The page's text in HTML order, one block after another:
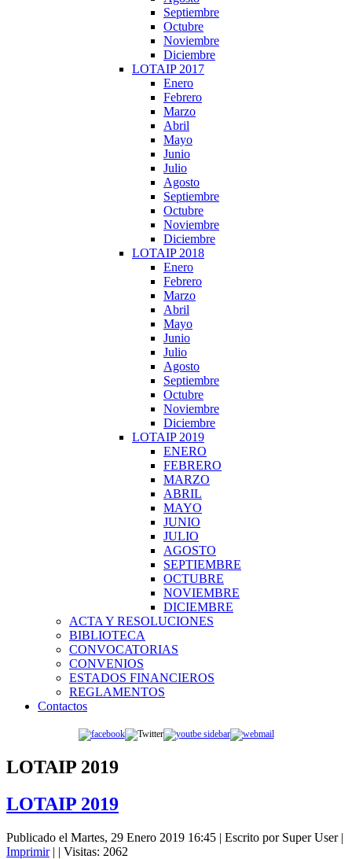
Septiembre
Octubre
Noviembre
Diciembre
LOTAIP 2017
Enero
Febrero
Marzo
Abril
Mayo
Junio
Julio
Agosto
Septiembre
Octubre
Noviembre
Diciembre
LOTAIP 2018
Enero
Febrero
Marzo
Abril
Mayo
Junio
Julio
Agosto
Septiembre
Octubre
Noviembre
Diciembre
LOTAIP 2019
ENERO
FEBRERO
MARZO
ABRIL
MAYO
JUNIO
JULIO
AGOSTO
SEPTIEMBRE
OCTUBRE
NOVIEMBRE
DICIEMBRE
ACTA Y RESOLUCIONES
BIBLIOTECA
CONVOCATORIAS
CONVENIOS
ESTADOS FINANCIEROS
REGLAMENTOS
Contactos
LOTAIP 2019
LOTAIP 2019
Publicado el Martes, 29 Enero 2019 16:45 | Escrito por Super User|
Imprimir| | Visitas: 2062